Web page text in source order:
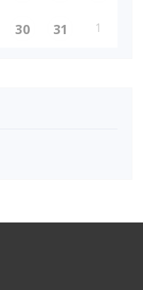
30 31 1